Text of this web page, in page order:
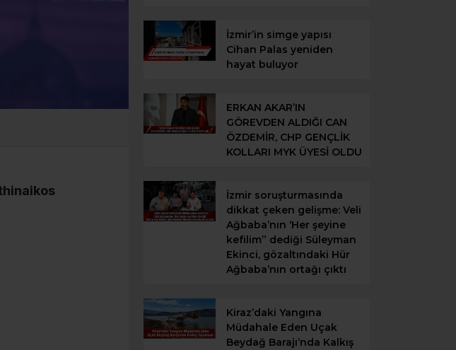
İzmir’in simge yapısı
Cihan Palas yeniden
hayat buluyor
ERKAN AKAR’IN
GÖREVDEN ALDIĞI CAN
ÖZDEMİR, CHP GENÇLİK
KOLLARI MYK ÜYESİ OLDU
İzmir soruşturmasında
dikkat çeken gelişme: Veli
Ağbaba’nın ‘Her şeyine
kefilim” dediği Süleyman
Ekinci, gözaltındaki Hür
Ağbaba’nın ortağı çıktı
Kiraz’daki Yangına
Müdahale Eden Uçak
Beydağ Barajı’nda Kalkış